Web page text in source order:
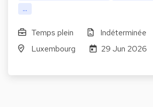
...
Temps plein
Indéterminée
Luxembourg
29 Jun 2026